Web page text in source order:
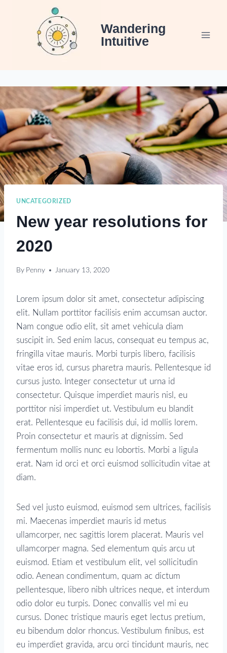
Wandering
Intuitive
UNCATEGORIZED
New year resolutions for
2020
By Penny January 13, 2020
Lorem ipsum dolor sit amet, consectetur adipiscing
elit. Nullam porttitor facilisis enim accumsan auctor.
Nam congue odio elit, sit amet vehicula diam
suscipit in. Sed enim lacus, consequat eu tempus ac,
fringilla vitae mauris. Morbi turpis libero, facilisis
vitae eros id, cursus pharetra mauris. Pellentesque id
cursus justo. Integer consectetur ut urna id
consectetur. Quisque imperdiet mauris nisl, eu
porttitor nisi imperdiet ut. Vestibulum eu blandit
erat. Pellentesque eu facilisis dui, id mollis lorem.
Proin consectetur et mauris at dignissim. Sed
fermentum mollis nunc eu lobortis. Morbi a ligula
erat. Nam id orci et orci euismod sollicitudin vitae at
diam.
Sed vel justo euismod, euismod sem ultrices, facilisis
mi. Maecenas imperdiet mauris id metus
ullamcorper, nec sagittis lorem placerat. Mauris vel
ullamcorper magna. Sed elementum quis arcu ut
euismod. Etiam et vestibulum elit, vel sollicitudin
odio. Aenean condimentum, quam ac dictum
pellentesque, libero nibh ultrices neque, et interdum
odio dolor eu turpis. Donec convallis vel mi eu
cursus. Donec tristique mauris eget lectus pretium,
eu bibendum dolor rhoncus. Vestibulum finibus, est
eu imperdiet gravida, arcu orci tincidunt mauris, nec